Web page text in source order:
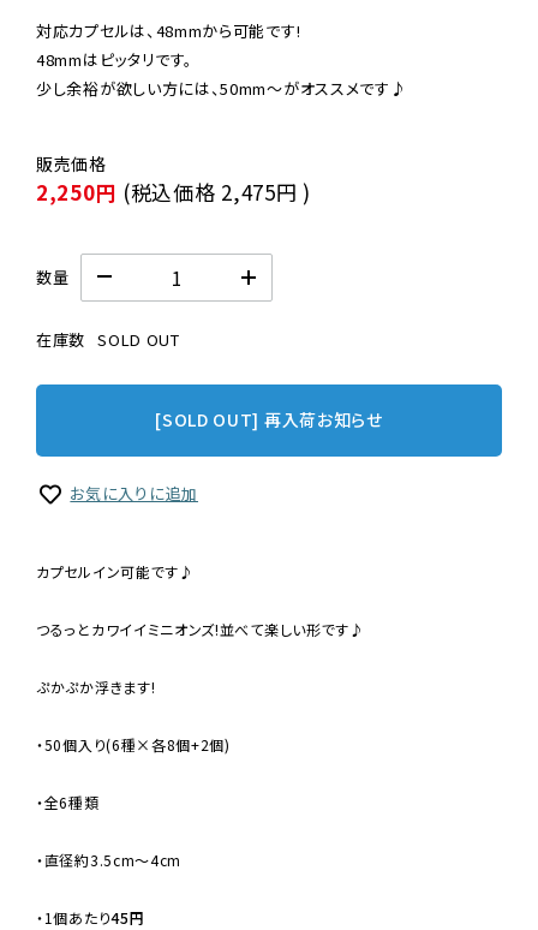
対応カプセルは、48mmから可能です!
48mmはピッタリです。
少し余裕が欲しい方には、50mm〜がオススメです♪
2,250円 (税込価格 2,475円 )
数量
在庫数 SOLD OUT
[SOLD OUT] 再入荷お知らせ
お気に入りに追加
カプセルイン可能です♪
つるっとカワイイミニオンズ!並べて楽しい形です♪
ぷかぷか浮きます!
・50個入り(6種×各8個+2個)
・全6種類
・直径約3.5cm〜4cm
・1個あたり45円